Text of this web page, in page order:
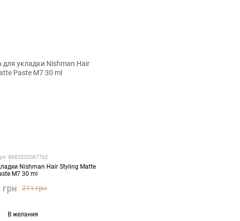
8682035087762
Nishman Hair Styling Matte
M7 30 ml
211 грн
грн
В желания